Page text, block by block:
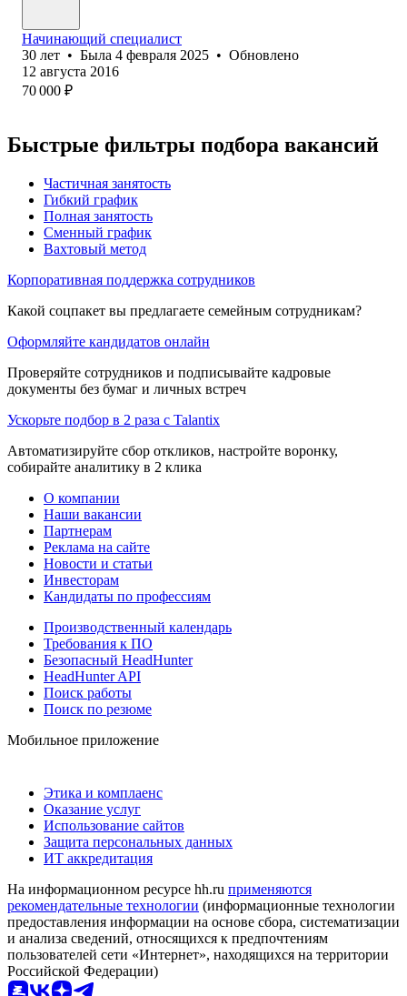
Начинающий специалист
30 лет • Была 4 февраля 2025 • Обновлено
12 августа 2016
70 000 ₽
Быстрые фильтры подбора вакансий
Частичная занятость
Гибкий график
Полная занятость
Сменный график
Вахтовый метод
Корпоративная поддержка сотрудников
Какой соцпакет вы предлагаете семейным сотрудникам?
Оформляйте кандидатов онлайн
Проверяйте сотрудников и подписывайте кадровые
документы без бумаг и личных встреч
Ускорьте подбор в 2 раза с Talantix
Автоматизируйте сбор откликов, настройте воронку,
собирайте аналитику в 2 клика
О компании
Наши вакансии
Партнерам
Реклама на сайте
Новости и статьи
Инвесторам
Кандидаты по профессиям
Производственный календарь
Требования к ПО
Безопасный HeadHunter
HeadHunter API
Поиск работы
Поиск по резюме
Мобильное приложение
Этика и комплаенс
Оказание услуг
Использование сайтов
Защита персональных данных
ИТ аккредитация
На информационном ресурсе hh.ru применяются
рекомендательные технологии (информационные технологии
предоставления информации на основе сбора, систематизации
и анализа сведений, относящихся к предпочтениям
пользователей сети «Интернет», находящихся на территории
Российской Федерации)